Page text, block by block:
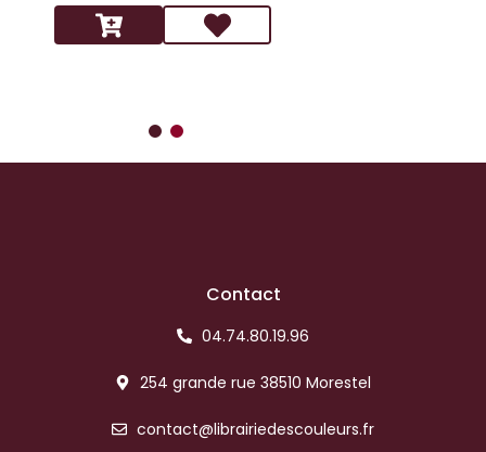
Contact
04.74.80.19.96
254 grande rue 38510 Morestel
contact@librairiedescouleurs.fr